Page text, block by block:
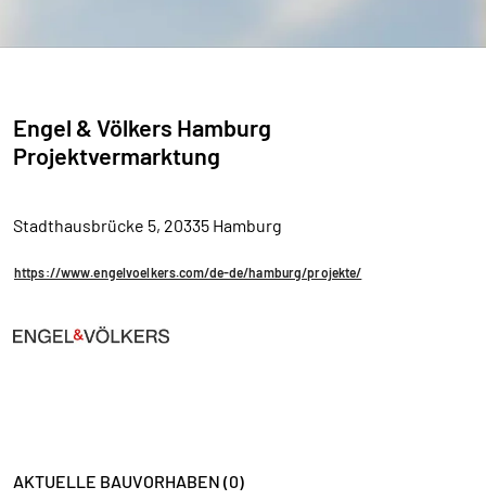
Engel & Völkers Hamburg
Projektvermarktung
Stadthausbrücke 5, 20335 Hamburg
https://www.engelvoelkers.com/de-de/hamburg/projekte/
AKTUELLE BAUVORHABEN (0)